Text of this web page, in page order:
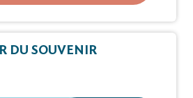
et amis
DU SOUVENIR